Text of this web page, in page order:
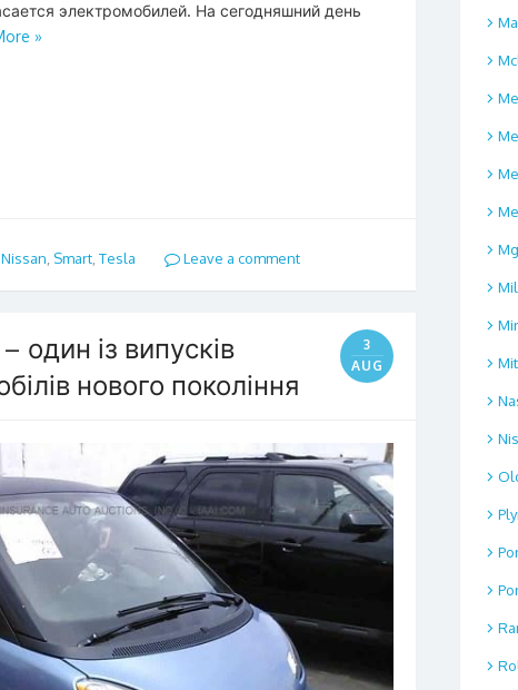
электромобилей. На сегодняшний день
»
Nissan, Smart, Tesla Leave a comment
один із випусків
нового покоління
3
AUG
Mg